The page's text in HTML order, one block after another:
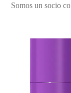
Somos un socio